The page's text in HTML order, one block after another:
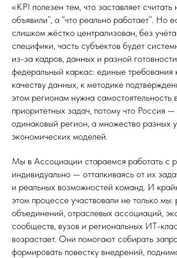
«KPI полезен тем, что заставляет считать
объявили”, а “что реально работает”. Но
слишком жёстко централизован, без
специфики, часть субъектов будет
из-за кадров, данных и разной
федеральный каркас: единые требования
качеству данных, к методике
этом регионам нужна самостоятельность
приоритетных задач, потому что Россия
одинаковый регион, а множество разных
экономических моделей.
Мы в Ассоциации стараемся работать с
индивидуально — отталкиваясь от их
и реальных возможностей команд. И
этом процессе участвовали не только
объединений, отраслевых ассоциаций,
сообществ, вузов и региональных ИТ-
возрастает. Они помогают собирать
формировать повестку внедрений,